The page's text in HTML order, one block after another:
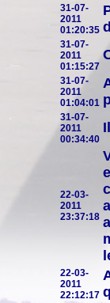
31-07-
2011
01:20:35
31-07-
2011
01:15:27
31-07-
2011
01:04:01
31-07-
2011
00:34:40
22-03-
2011
23:37:18
22-03-
2011
22:12:17